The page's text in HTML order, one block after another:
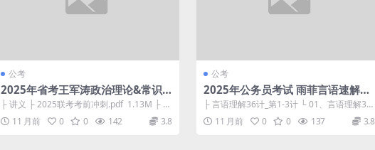
公考
2025年省考王军涛政治理论&常识
判断考前冲刺抢分班
├ 讲义 ├ 2025联考考前冲刺.pdf 1.13M ├ 2
025天津市考常...
11 月前 0 0 142 3.8
公考
2025年公务员考试 雨菲言语速解36
计
├ 言语理解36计_第1-3计 └ 01、言语理解36
计_第1-3计.mp4 ...
11 月前 0 0 137 3.8